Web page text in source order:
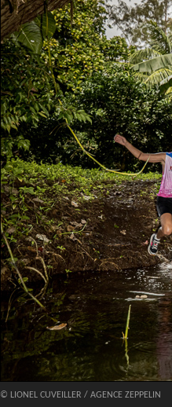
© LIONEL CUVEILLER / AGENCE ZEPPELIN